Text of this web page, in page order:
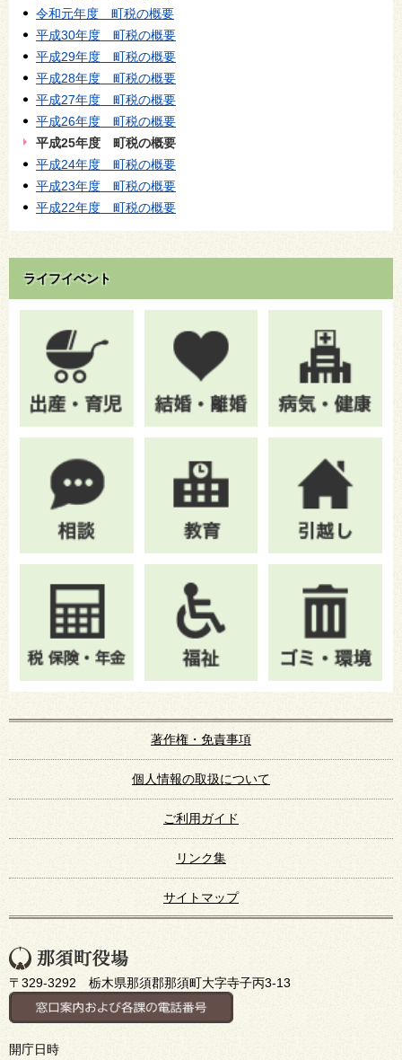
令和元年度 町税の概要
平成30年度 町税の概要
平成29年度 町税の概要
平成28年度 町税の概要
平成27年度 町税の概要
平成26年度 町税の概要
平成25年度 町税の概要
平成24年度 町税の概要
平成23年度 町税の概要
平成22年度 町税の概要
ライフイベント
著作権・免責事項
個人情報の取扱について
ご利用ガイド
リンク集
サイトマップ
〒329-3292 栃木県那須郡那須町大字寺子丙3-13
開庁日時